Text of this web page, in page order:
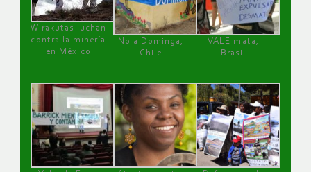
Wirakutas luchan
contra la minería
en México
No a Dominga,
Chile
VALE mata,
Brasil